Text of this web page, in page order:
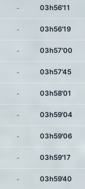
- 03h56'11
- 03h56'19
- 03h57'00
- 03h57'45
- 03h58'01
- 03h59'04
- 03h59'06
- 03h59'17
- 03h59'40